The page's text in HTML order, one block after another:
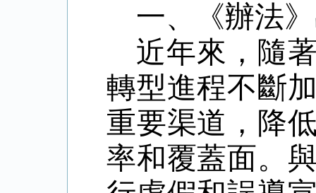
一、《辦法
近年來，隨
轉型進程不斷
重要渠道，降
率和覆蓋面。